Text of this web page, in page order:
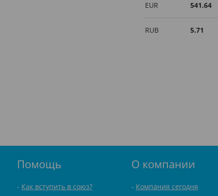
EUR 541.64
RUB 5.71
Помощь
Как вступить в союз?
О компании
Компания сегодня